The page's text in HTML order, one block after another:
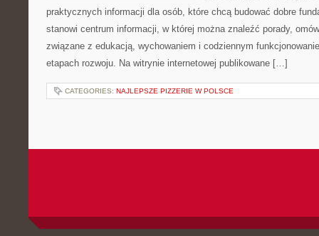
praktycznych informacji dla osób, które chcą budować dobre
stanowi centrum informacji, w której można znaleźć porady,
związane z edukacją, wychowaniem i codziennym
etapach rozwoju. Na witrynie internetowej publikowane […]
CATEGORIES: NAJLEPSZE PIZZERIE W POLSCE